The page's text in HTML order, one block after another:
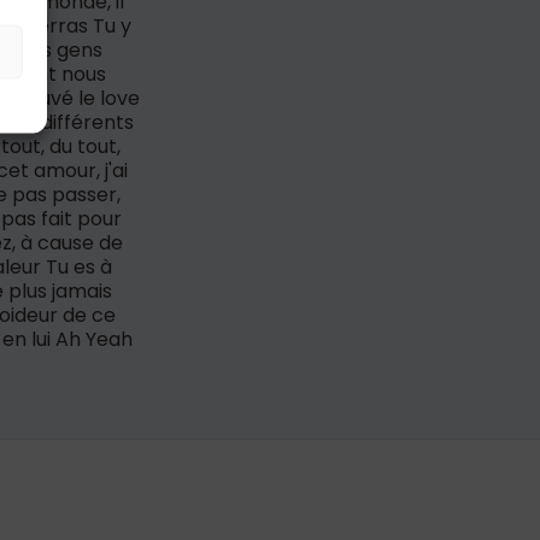
verras Tu y
des gens
dont nous
trouvé le love
si différents
du tout,
amour, j'ai
pas passer,
fait pour
à cause de
Tu es à
plus jamais
de ce
lui Ah Yeah